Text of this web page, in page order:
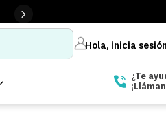
Hola, inicia sesión
¿Te